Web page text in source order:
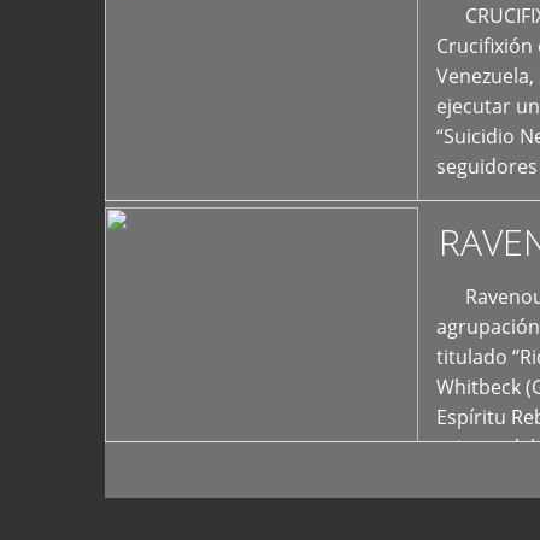
Crucifixión
ejecutar
“Suicidio
titulado
Whitbeck
Espíritu
oriente